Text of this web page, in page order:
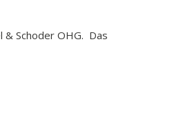
& Schoder OHG. Das